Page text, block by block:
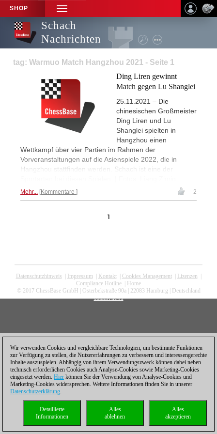
SHOP
TOGGLE
NAVIGATION
Schach
Nachrichten
tag: Warmuo Match Hangzhou 2021 - Seite 1
Ding Liren gewinnt
Match gegen Lu Shanglei
25.11.2021 – Die
chinesischen Großmeister
Ding Liren und Lu
Shanglei spielten in
Hangzhou einen
Wettkampf über vier Partien im Rahmen der
Vorveranstaltungen auf die Asienspiele 2022, die in
Hangzhou stattfinden werden. Schach ist eine der
Mehr... Kommentare 2
1
Datenschutzhinweis Impressum| Kontakt| Cookies Management| Lizenzen
Compliance Hotline
Home
© 2017 ChessBase GmbH | Osterbekstraße 90a | 22083 Hamburg | Deutschland
coldest news
Wir verwenden Cookies und vergleichbare Technologien, um bestimmte Funktionen
zur Verfügung zu stellen, die Nutzererfahrungen zu verbessern und interessengerechte
Inhalte auszuspielen. Abhängig von ihrem Verwendungszweck können dabei neben
technisch erforderlichen Cookies auch Analyse-Cookies sowie Marketing-Cookies
eingesetzt werden. Hier können Sie der Verwendung von Analyse-Cookies und
Marketing-Cookies widersprechen. Weitere Informationen finden Sie in unserer
Datenschutzerklärung.
Alles
akzeptieren
Alles
ablehnen
Detaillierte
Informationen